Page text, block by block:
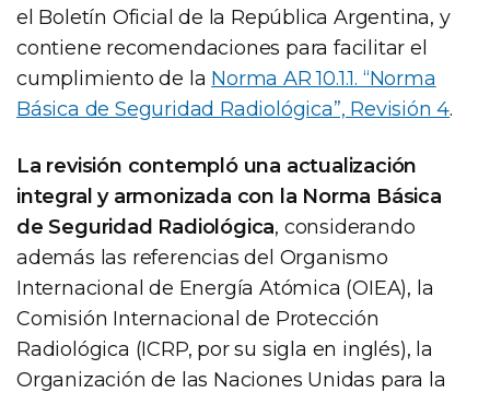
el Boletín Oficial de la República Argentina, y
contiene recomendaciones para facilitar el
cumplimiento de la Norma AR 10.1.1. “Norma
Básica de Seguridad Radiológica”, Revisión 4.
La revisión contempló una actualización
integral y armonizada con la Norma Básica
de Seguridad Radiológica, considerando
además las referencias del Organismo
Internacional de Energía Atómica (OIEA), la
Comisión Internacional de Protección
Radiológica (ICRP, por su sigla en inglés), la
Organización de las Naciones Unidas para la